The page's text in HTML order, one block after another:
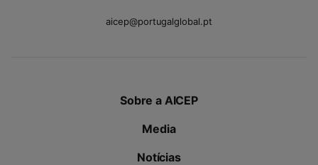
aicep@portugalglobal.pt
Sobre a AICEP
Media
Notícias